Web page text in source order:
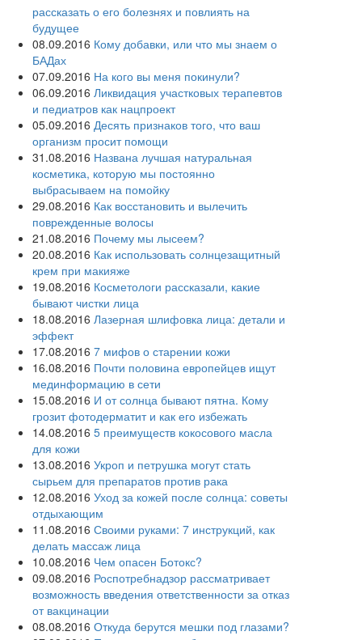
рассказать о его болезнях и повлиять на
будущее
08.09.2016 Кому добавки, или что мы знаем о
БАДах
07.09.2016 На кого вы меня покинули?
06.09.2016 Ликвидация участковых терапевтов
и педиатров как нацпроект
05.09.2016 Десять признаков того, что ваш
организм просит помощи
31.08.2016 Названа лучшая натуральная
косметика, которую мы постоянно
выбрасываем на помойку
29.08.2016 Как восстановить и вылечить
поврежденные волосы
21.08.2016 Почему мы лысеем?
20.08.2016 Как использовать солнцезащитный
крем при макияже
19.08.2016 Косметологи рассказали, какие
бывают чистки лица
18.08.2016 Лазерная шлифовка лица: детали и
эффект
17.08.2016 7 мифов о старении кожи
16.08.2016 Почти половина европейцев ищут
мединформацию в сети
15.08.2016 И от солнца бывают пятна. Кому
грозит фотодерматит и как его избежать
14.08.2016 5 преимуществ кокосового масла
для кожи
13.08.2016 Укроп и петрушка могут стать
сырьем для препаратов против рака
12.08.2016 Уход за кожей после солнца: советы
отдыхающим
11.08.2016 Своими руками: 7 инструкций, как
делать массаж лица
10.08.2016 Чем опасен Ботокс?
09.08.2016 Роспотребнадзор рассматривает
возможность введения ответственности за отказ
от вакцинации
08.08.2016 Откуда берутся мешки под глазами?